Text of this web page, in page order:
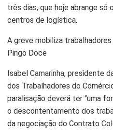
três dias, que hoje abrange só
centros de logística.
A greve mobiliza
Pingo Doce
Isabel Camarinha, presidente
dos Trabalhadores do
paralisação deverá ter “uma
o descontentamento dos
da negociação do Contrato